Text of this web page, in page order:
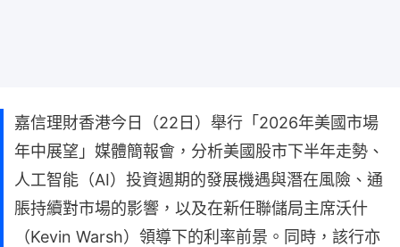
嘉信理財香港今日（22日）舉行「2026年美國市場
年中展望」媒體簡報會，分析美國股市下半年走勢、
人工智能（AI）投資週期的發展機遇與潛在風險、通
脹持續對市場的影響，以及在新任聯儲局主席沃什
（Kevin Warsh）領導下的利率前景。同時，該行亦